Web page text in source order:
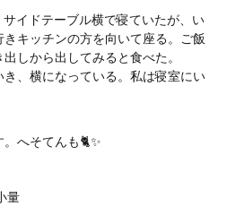
イドテーブル横で寝ていたが、い
キッチンの方を向いて座る。ご飯
しから出してみると食べた。
、横になっている。私は寝室にい
へそてんも🐈✨
量